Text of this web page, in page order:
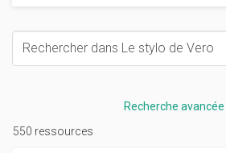
Recherche avancée
550 ressources